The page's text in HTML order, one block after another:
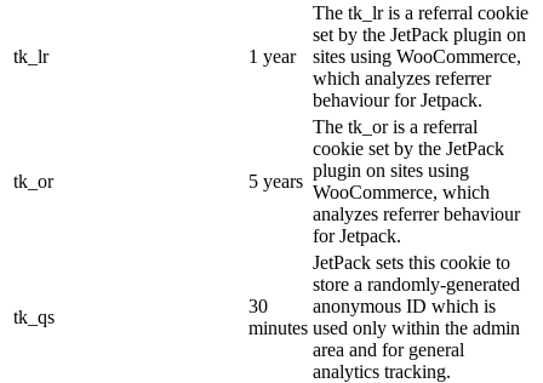
tk_lr 1 year
The tk_lr is a referral cookie
set by the JetPack plugin on
sites using WooCommerce,
which analyzes referrer
behaviour for Jetpack.
tk_or 5 years
The tk_or is a referral
cookie set by the JetPack
plugin on sites using
WooCommerce, which
analyzes referrer behaviour
for Jetpack.
tk_qs
30
minutes
JetPack sets this cookie to
store a randomly-generated
anonymous ID which is
used only within the admin
area and for general
analytics tracking.